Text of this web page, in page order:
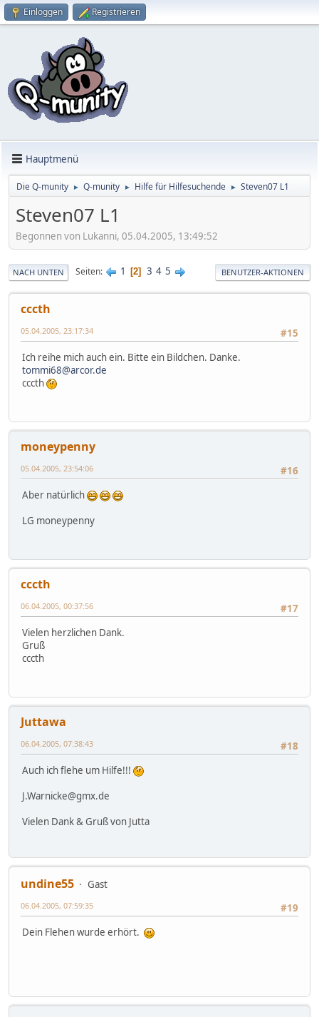
Einloggen Registrieren
Hauptmenü
Die Q-munity ► Q-munity ► Hilfe für Hilfesuchende ► Steven07 L1
Steven07 L1
Begonnen von Lukanni, 05.04.2005, 13:49:52
NACH UNTEN Seiten 1 2 3 4 5 BENUTZER-AKTIONEN
cccth
#15
05.04.2005, 23:17:34
Ich reihe mich auch ein. Bitte ein Bildchen. Danke.
tommi68@arcor.de
cccth
moneypenny
#16
05.04.2005, 23:54:06
Aber natürlich
LG moneypenny
cccth
#17
06.04.2005, 00:37:56
Vielen herzlichen Dank.
Gruß
cccth
Juttawa
#18
06.04.2005, 07:38:43
Auch ich flehe um Hilfe!!!
J.Warnicke@gmx.de
Vielen Dank & Gruß von Jutta
undine55
Gast
#19
06.04.2005, 07:59:35
Dein Flehen wurde erhört.